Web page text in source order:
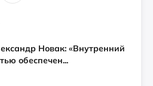
Новак: «Внутренний
обеспечен...